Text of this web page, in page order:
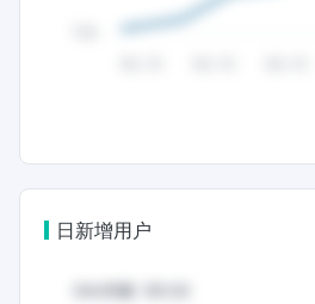
日新增用户